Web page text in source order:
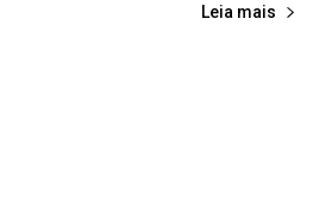
Leia mais